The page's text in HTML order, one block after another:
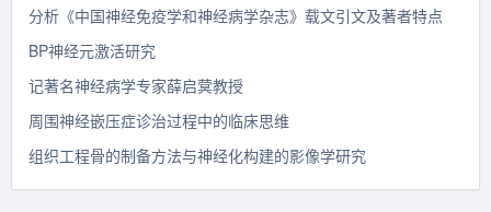
分析《中国神经免疫学和神经病学杂志》载文引文及著者特点
BP神经元激活研究
记著名神经病学专家薛启蓂教授
周围神经嵌压症诊治过程中的临床思维
组织工程骨的制备方法与神经化构建的影像学研究